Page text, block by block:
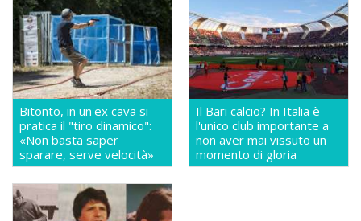
Bitonto, in un'ex cava si
pratica il "tiro dinamico":
«Non basta saper
sparare, serve velocità»
Il Bari calcio? In Italia è
l'unico club importante a
non aver mai vissuto un
momento di gloria